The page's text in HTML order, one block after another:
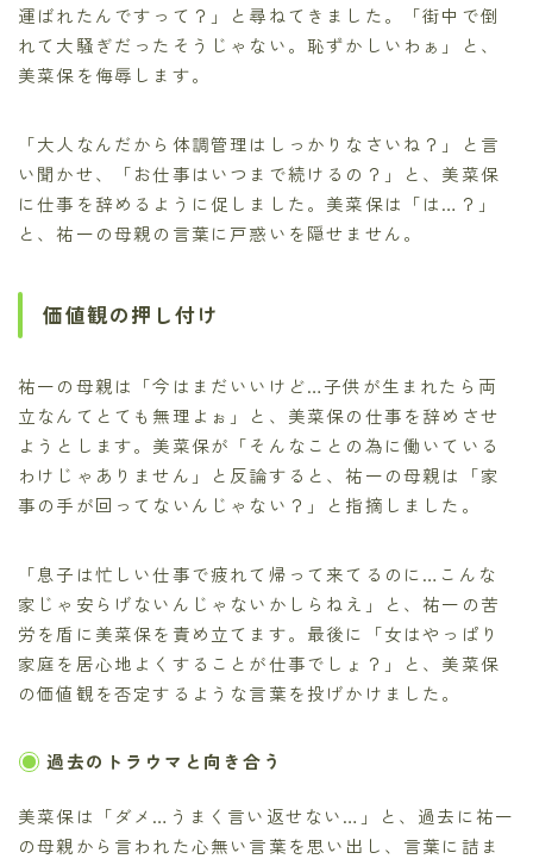
運ばれたんですって？」と尋ねてきました。「街中で倒
れて大騒ぎだったそうじゃない。恥ずかしいわぁ」と、
美菜保を侮辱します。
「大人なんだから体調管理はしっかりなさいね？」と言
い聞かせ、「お仕事はいつまで続けるの？」と、美菜保
に仕事を辞めるように促しました。美菜保は「は…？」
と、祐一の母親の言葉に戸惑いを隠せません。
価値観の押し付け
祐一の母親は「今はまだいいけど…子供が生まれたら両
立なんてとても無理よぉ」と、美菜保の仕事を辞めさせ
ようとします。美菜保が「そんなことの為に働いている
わけじゃありません」と反論すると、祐一の母親は「家
事の手が回ってないんじゃない？」と指摘しました。
「息子は忙しい仕事で疲れて帰って来てるのに…こんな
家じゃ安らげないんじゃないかしらねえ」と、祐一の苦
労を盾に美菜保を責め立てます。最後に「女はやっぱり
家庭を居心地よくすることが仕事でしょ？」と、美菜保
の価値観を否定するような言葉を投げかけました。
過去のトラウマと向き合う
美菜保は「ダメ…うまく言い返せない…」と、過去に祐一
の母親から言われた心無い言葉を思い出し、言葉に詰ま